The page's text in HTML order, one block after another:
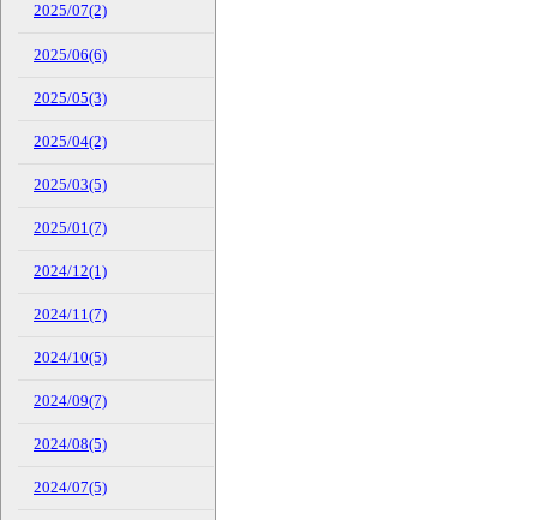
2025/07(2)
2025/06(6)
2025/05(3)
2025/04(2)
2025/03(5)
2025/01(7)
2024/12(1)
2024/11(7)
2024/10(5)
2024/09(7)
2024/08(5)
2024/07(5)